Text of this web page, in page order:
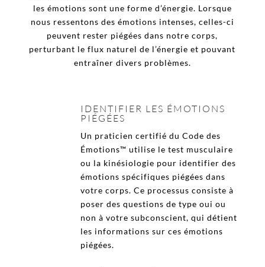
les émotions sont une forme d’énergie. Lorsque
nous ressentons des émotions intenses, celles-ci
peuvent rester piégées dans notre corps,
perturbant le flux naturel de l’énergie et pouvant
entraîner divers problèmes.
IDENTIFIER LES ÉMOTIONS
PIÉGÉES
Un praticien certifié du Code des
Émotions™ utilise le test musculaire
ou la kinésiologie pour identifier des
émotions spécifiques piégées dans
votre corps. Ce processus consiste à
poser des questions de type oui ou
non à votre subconscient, qui détient
les informations sur ces émotions
piégées.